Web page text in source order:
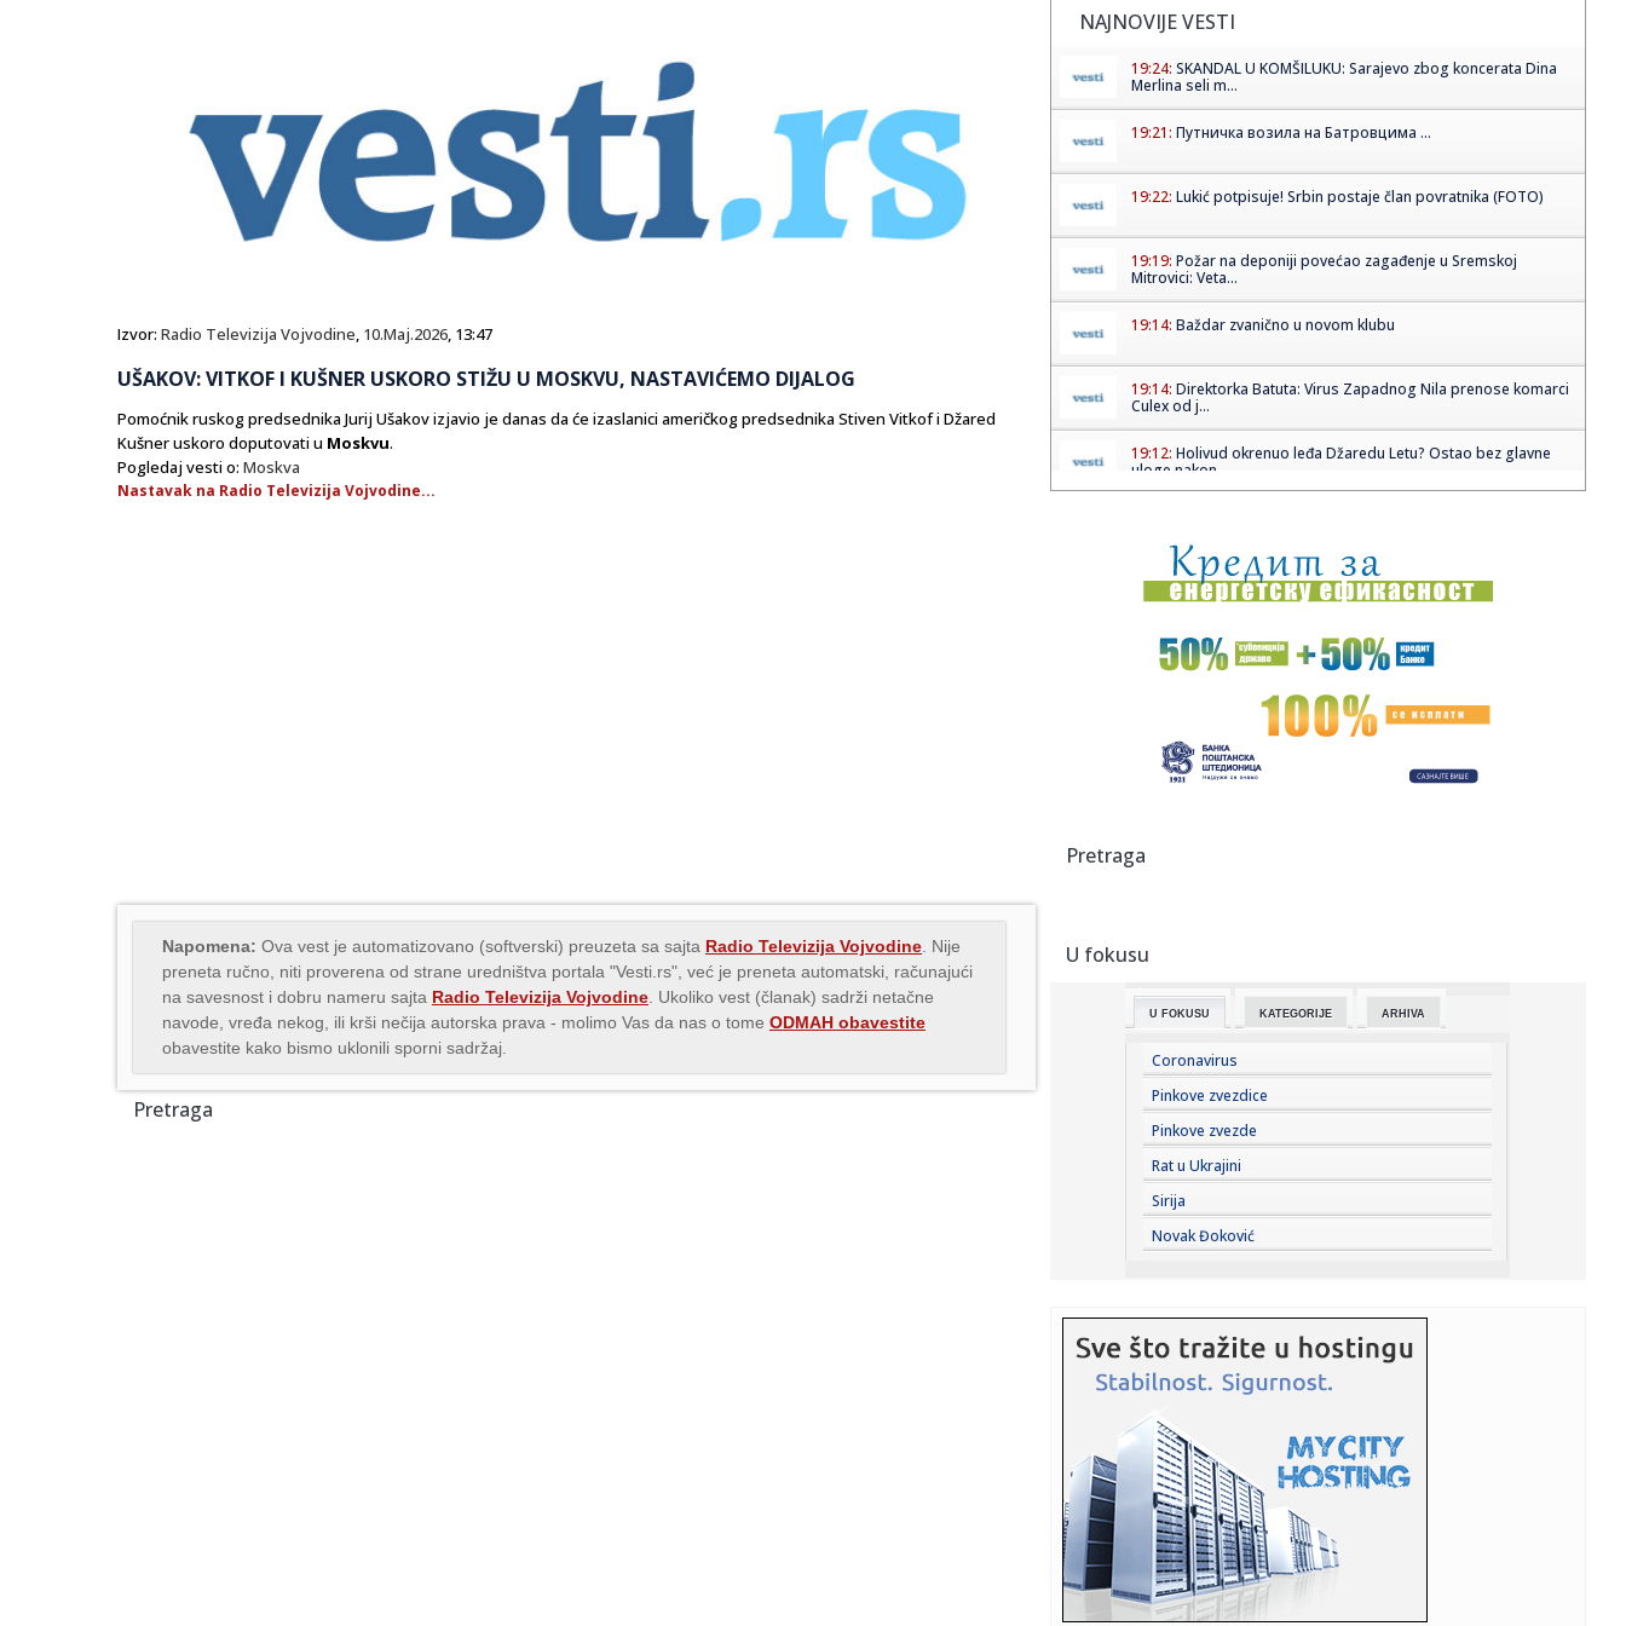
Izvor: Radio Televizija Vojvodine, 10.Maj.2026, 13:47
UŠAKOV: VITKOF I KUŠNER USKORO STIŽU U MOSKVU, NASTAVIĆEMO DIJALOG
Pomoćnik ruskog predsednika Jurij Ušakov izjavio je danas da će izaslanici američkog predsednika Stiven Vitkof i Džared
Kušner uskoro doputovati u Moskvu.
Pogledaj vesti o: Moskva
Nastavak na Radio Televizija Vojvodine...
Napomena: Ova vest je automatizovano (softverski) preuzeta sa sajta Radio Televizija Vojvodine . Nije
preneta ručno, niti proverena od strane uredništva portala "Vesti.rs", već je preneta automatski, računajući
na savesnost i dobru nameru sajta Radio Televizija Vojvodine . Ukoliko vest (članak) sadrži netačne
navode, vređa nekog, ili krši nečija autorska prava - molimo Vas da nas o tome ODMAH obavestite
obavestite kako bismo uklonili sporni sadržaj.
Pretraga
NAJNOVIJE VESTI
19:24: SKANDAL U KOMŠILUKU: Sarajevo zbog koncerata Dina
Merlina seli m...
19:21: Путничка возила на Батровцима ...
19:22: Lukić potpisuje! Srbin postaje član povratnika (FOTO)
19:19: Požar na deponiji povećao zagađenje u Sremskoj
Mitrovici: Veta...
19:14: Baždar zvanično u novom klubu
19:14: Direktorka Batuta: Virus Zapadnog Nila prenose komarci
Culex od j...
19:12: Holivud okrenuo leđa Džaredu Letu? Ostao bez glavne
uloge nakon...
19:04:Sergej Trifunović dao iskaz policiji; Evo šta je rekao o
incide...
19:03:Zašto Zelenski baš sad stiže u Srbiju
Stigli su novi Samsung preklopni kraljevi: Prodaja je
19:03:Smart otkrio novi gradski električni automobil na potpuno
klasicima
19:00:
18:58: Zelenski stigao u Beograd
18:55:HETAFE JAČA TIM PRED PARTIZAN: Španci doveli vrlo
iskusnog defa...
18:55:VIDEO: Test Omoda 5 SHS-H Prime
18:53:Hetafe čeka rasplet duela Partizana i Tobola i dovodi
novajlije ...
18:50: Dosta sa „teatralnom diplomatijom“ – glavni iranski
pregova...
18:48:
čekan...
18:47:Majkl Džekson dobija nastavak filma koji je oborio
rekorde; Evo ...
18:44:Sistemska nekažnjivost kao poziv na linč: Zašto je Srbija
post...
18:42:Mreža integriteta: Odložena tribina o policijskoj
Pretraga
U fokusu
U FOKUSU KATEGORIJE ARHIVA
Coronavirus
Pinkove zvezdice
Pinkove zvezde
Rat u Ukrajini
Sirija
Novak Đoković